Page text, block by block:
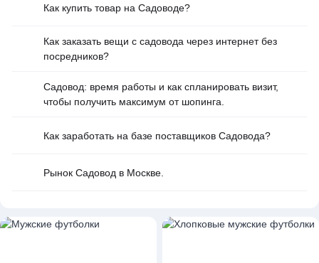
Как купить товар на Cадоводе?
Как заказать вещи с садовода через интернет без
посредников?
Садовод: время работы и как спланировать визит,
чтобы получить максимум от шопинга.
Как заработать на базе поставщиков Садовода?
Рынок Садовод в Москве.